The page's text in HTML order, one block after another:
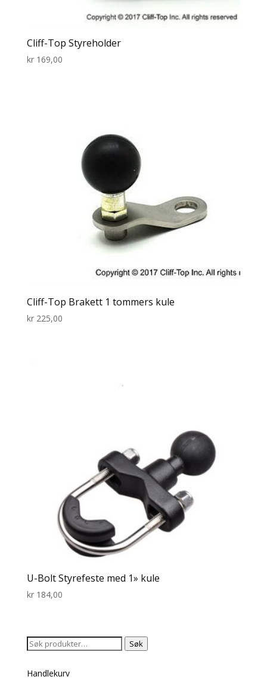
Cliff-Top Styreholder
kr169,00
Cliff-Top Brakett 1 tommers kule
kr225,00
U-Bolt Styrefeste med 1» kule
kr184,00
Søk
Søk
Handlekurv